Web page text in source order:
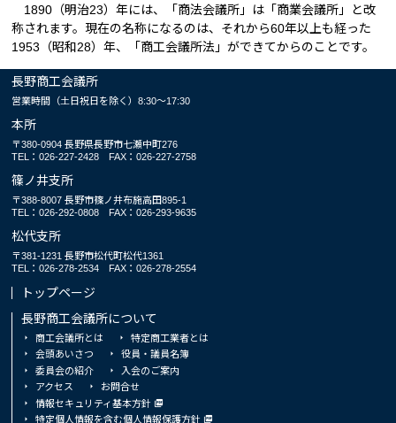
1890（明治23）年には、「商法会議所」は「商業会議所」と改
称されます。現在の名称になるのは、それから60年以上も経った
1953（昭和28）年、「商工会議所法」ができてからのことです。
長野商工会議所
営業時間（土日祝日を除く）8:30～17:30
本所
〒380-0904 長野県長野市七瀬中町276
TEL：026-227-2428 FAX：026-227-2758
篠ノ井支所
〒388-8007 長野市篠ノ井布施高田895-1
TEL：026-292-0808 FAX：026-293-9635
松代支所
〒381-1231 長野市松代町松代1361
TEL：026-278-2534 FAX：026-278-2554
トップページ
長野商工会議所について
商工会議所とは
特定商工業者とは
会頭あいさつ
役員・議員名簿
委員会の紹介
入会のご案内
アクセス
お問合せ
情報セキュリティ基本方針
特定個人情報を含む個人情報保護方針